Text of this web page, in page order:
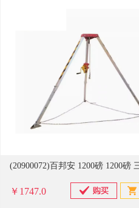
￥1747.0